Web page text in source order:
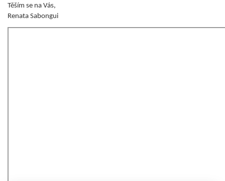
Těším se na Vás,
Renata Sabongui